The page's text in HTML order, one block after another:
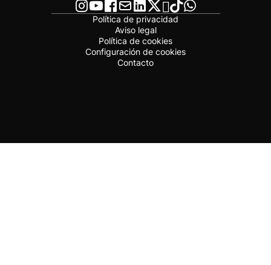
Política de privacidad
Aviso legal
Política de cookies
Configuración de cookies
Contacto